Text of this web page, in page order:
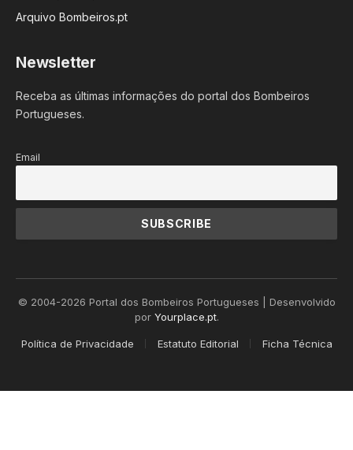
Arquivo Bombeiros.pt
Newsletter
Receba as últimas informações do portal dos Bombeiros
Portugueses.
Email
© 2004-2026 Portal dos Bombeiros Portugueses | Desenvolvido
por Yourplace.pt.
Política de Privacidade Estatuto Editorial Ficha Técnica